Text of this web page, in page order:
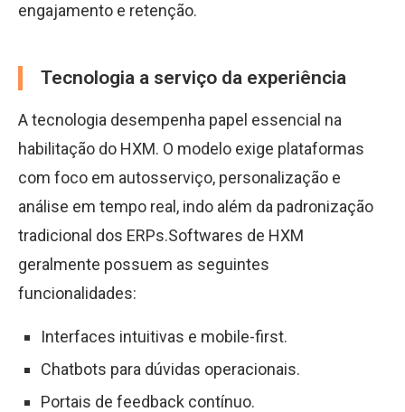
engajamento e retenção.
Tecnologia a serviço da experiência
A tecnologia desempenha papel essencial na
habilitação do HXM. O modelo exige plataformas
com foco em autosserviço, personalização e
análise em tempo real, indo além da padronização
tradicional dos ERPs.Softwares de HXM
geralmente possuem as seguintes
funcionalidades:
Interfaces intuitivas e mobile-first.
Chatbots para dúvidas operacionais.
Portais de feedback contínuo.